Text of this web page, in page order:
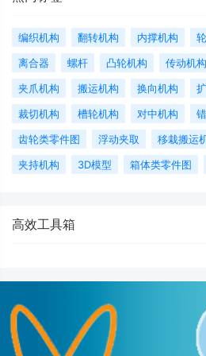
编织机构 翻转机构 内撑机构
离合器
螺杆 凸轮机构 传动机构
夹爪机构
搬运机构 换向机构
裁切机构
槽轮机构 对中机构
齿轮类零件图
浮动夹取 移栽搬运
夹持机构
3D模型 箱体类零件图
高效工具箱